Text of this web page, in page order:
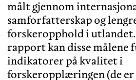
målt gjennom
samforfatterskap og
forskeropphold i
rapport kan disse målene
indikatorer på kvalitet i
forskeropplæringen (de er